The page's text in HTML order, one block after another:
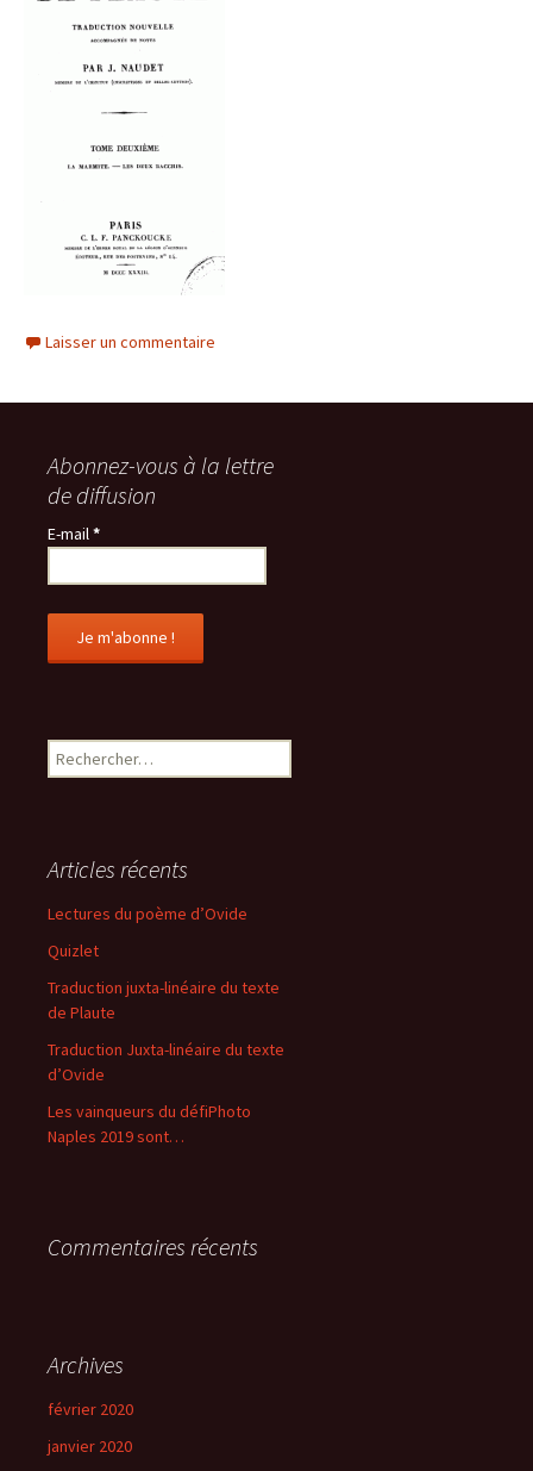
Laisser un commentaire
Abonnez-vous à la lettre
de diffusion
E-mail*
R
e
r
h
e
Articles récents
Lectures du poème d’Ovide
Quizlet
Traduction juxta-linéaire du texte
de Plaute
Traduction Juxta-linéaire du texte
d’Ovide
Les vainqueurs du défiPhoto
Naples 2019 sont…
Commentaires récents
Archives
février 2020
janvier 2020